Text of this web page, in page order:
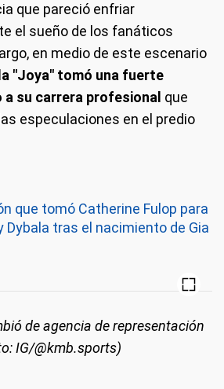
que pareció enfriar
el sueño de los fanáticos
en medio de este escenario
la "Joya" tomó una fuerte
su carrera profesional que
especulaciones en el predio
que tomó Catherine Fulop para
Dybala tras el nacimiento de Gia
de agencia de representación
IG/@kmb.sports)